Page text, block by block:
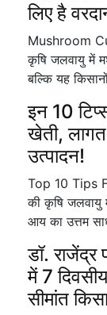
लिए है
Mushroom
कृषि जलवायु में
बल्कि यह
इन 10
खेती,
उत्पादन!
Top 10 Tips
की कृषि जलवायु
आय का उत्तम
डॉ. राजेंद्र
में 7
सीमांत